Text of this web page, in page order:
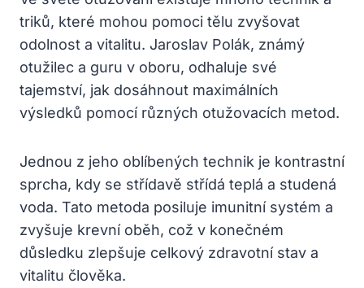
triků, které ​mohou pomoci tělu zvyšovat
odolnost a vitalitu. Jaroslav Polák, ⁢známý
otužilec a guru v oboru, odhaluje své ​
tajemství, jak dosáhnout maximálních
výsledků pomocí⁢ různých otužovacích metod.
Jednou​ z jeho⁣ oblíbených technik ‌je kontrastní
sprcha, kdy se střídavě střídá teplá ‍a studená
⁢voda. ⁢Tato metoda posiluje imunitní ‍systém a
zvyšuje krevní​ oběh, což v konečném
důsledku zlepšuje​ celkový zdravotní stav ‍a
vitalitu člověka.